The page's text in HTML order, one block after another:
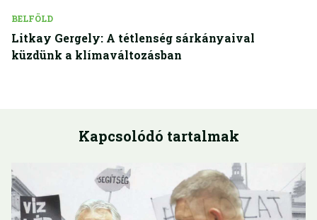
BELFÖLD
Litkay Gergely: A tétlenség sárkányaival
küzdünk a klímaváltozásban
Kapcsolódó tartalmak